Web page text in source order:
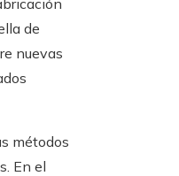
de
nuevas
métodos
En el